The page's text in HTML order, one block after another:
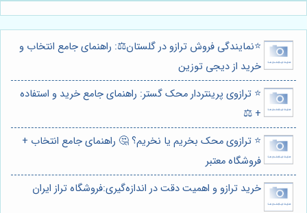
⭐️نمایندگی فروش ترازو در گلستان⚖️: راهنمای جامع انتخاب و
خرید از دیجی توزین
⭐️ ترازوی پرینتردار محک گستر: راهنمای جامع خرید و استفاده
+ ⚖️
⭐️ ترازوی محک بخریم یا نخریم؟ 🤔 راهنمای جامع انتخاب +
فروشگاه معتبر
خرید ترازو و اهمیت دقت در اندازه‌گیری:فروشگاه تراز ایران